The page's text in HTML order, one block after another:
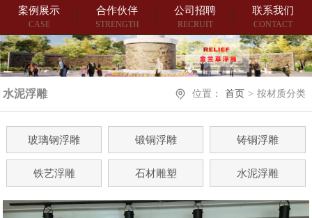
案例展示
CASE
合作伙伴
STRENGTH
公司招聘
RECRUIT
联系我们
CONTACT
水泥浮雕 位置： 首页 > 按材质分类
玻璃钢浮雕 锻铜浮雕 铸铜浮雕
铁艺浮雕 石材雕塑 水泥浮雕